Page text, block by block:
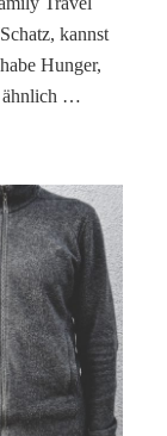
kannst
Hunger,
ähnlich …